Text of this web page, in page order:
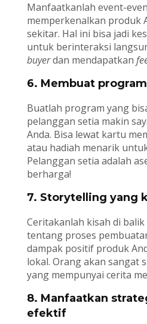
Manfaatkanlah event-
memperkenalkan produk
sekitar. Hal ini bisa jadi
untuk berinteraksi
buyerdan mendapatkan
6. Membuat
Buatlah program yang
pelanggan setia makin
Anda. Bisa lewat kartu
atau hadiah menarik
Pelanggan setia adalah
berharga!
7. Storytelling yang
Ceritakanlah kisah di
tentang proses
dampak positif produk
lokal. Orang akan sangat
yang mempunyai cerita
8. Manfaatkan
efektif